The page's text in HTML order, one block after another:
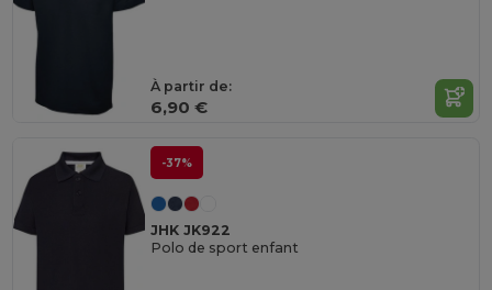
À partir de:
6,90 €
-37%
JHK JK922
Polo de sport enfant